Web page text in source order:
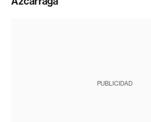
PUBLICIDAD